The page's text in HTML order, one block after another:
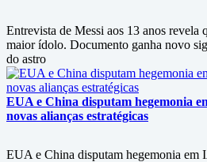
Entrevista de Messi aos 13 anos revela
maior ídolo. Documento ganha novo
do astro
EUA e China disputam hegemonia
novas alianças estratégicas
EUA e China disputam hegemonia em